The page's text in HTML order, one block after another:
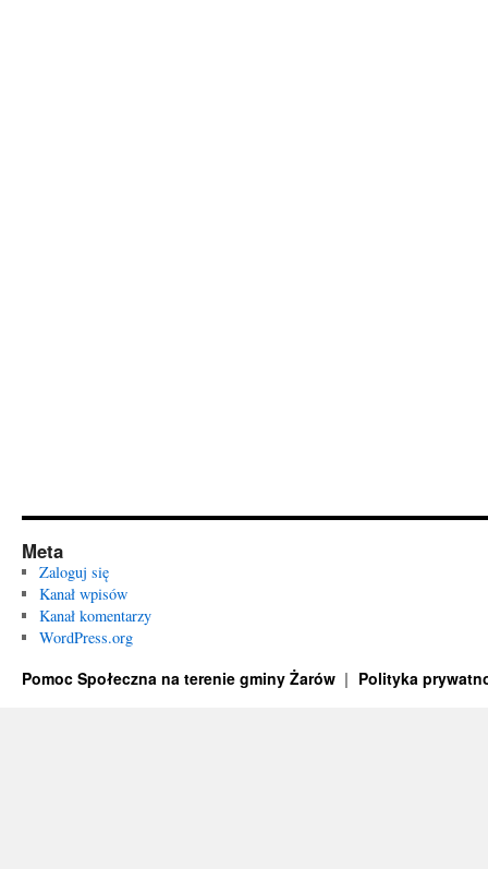
Meta
Zaloguj się
Kanał wpisów
Kanał komentarzy
WordPress.org
Pomoc Społeczna na terenie gminy Żarów Polityka